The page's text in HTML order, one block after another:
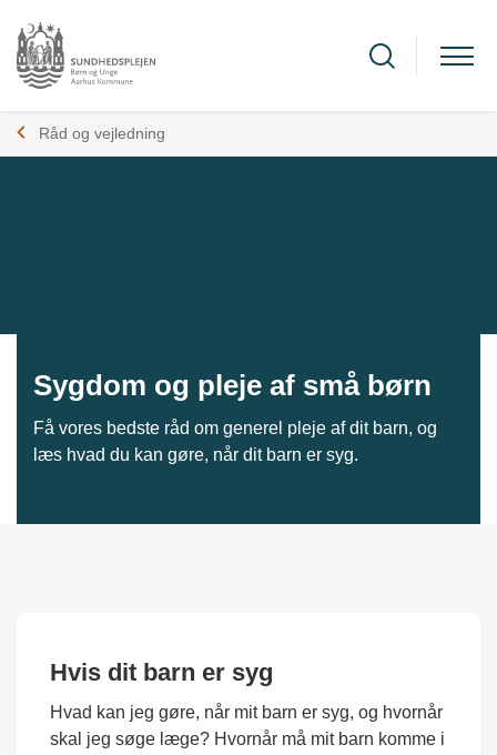
Råd og vejledning
Sygdom og pleje af små børn
Få vores bedste råd om generel pleje af dit barn, og
læs hvad du kan gøre, når dit barn er syg.
Hvis dit barn er syg
Hvad kan jeg gøre, når mit barn er syg, og hvornår
skal jeg søge læge? Hvornår må mit barn komme i